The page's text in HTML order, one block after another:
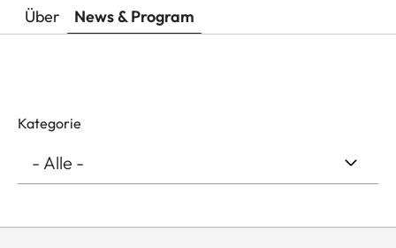
Über News & Program
Kategorie